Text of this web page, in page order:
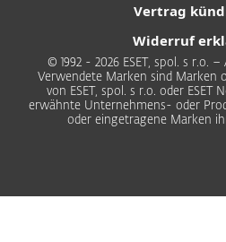
Vertrag
Widerruf
© 1992 - 2026 ESET, spol. s r.o.
Verwendete Marken sind Marken
von ESET, spol. s r.o. oder ESET
erwähnte Unternehmens- oder
oder eingetragene Marken